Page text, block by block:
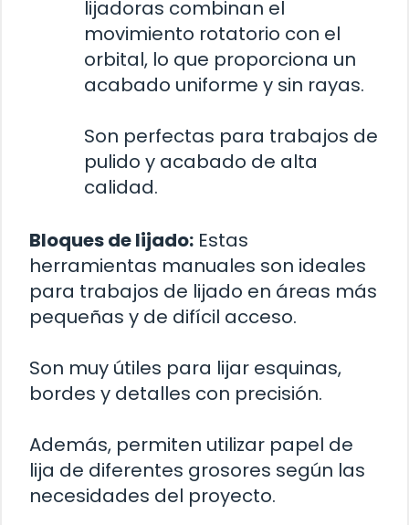
lijadoras combinan el
movimiento rotatorio con el
orbital, lo que proporciona un
acabado uniforme y sin rayas.
Son perfectas para trabajos de
pulido y acabado de alta
calidad.
Bloques de lijado: Estas
herramientas manuales son ideales
para trabajos de lijado en áreas más
pequeñas y de difícil acceso.
Son muy útiles para lijar esquinas,
bordes y detalles con precisión.
Además, permiten utilizar papel de
lija de diferentes grosores según las
necesidades del proyecto.